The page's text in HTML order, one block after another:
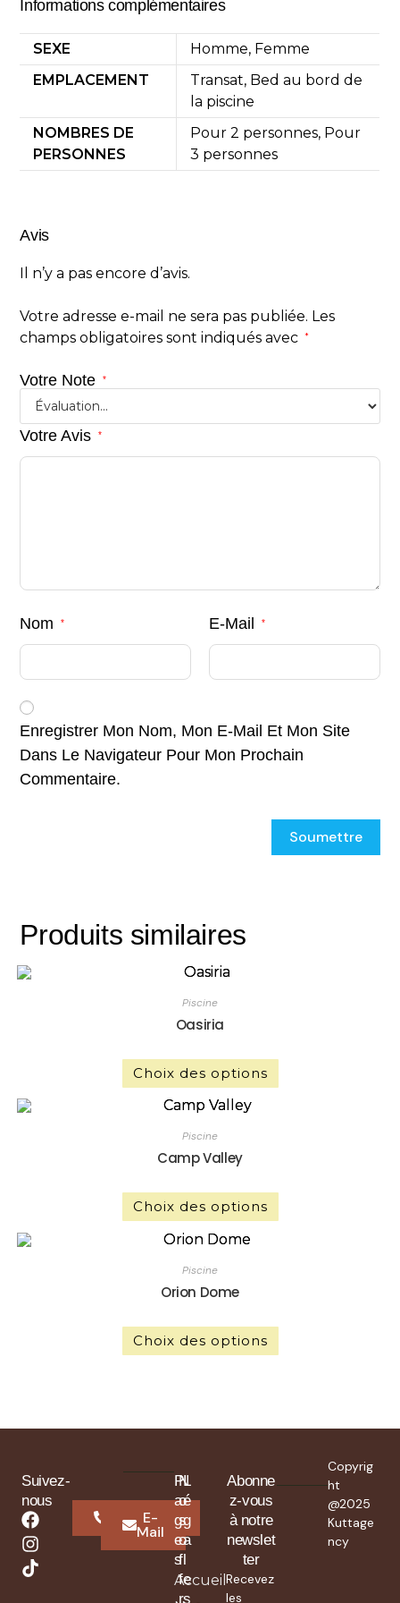
Informations complémentaires
SEXE
Homme, Femme
EMPLACEMENT
Transat, Bed au bord de
la piscine
NOMBRES DE
PERSONNES
Pour 2 personnes, Pour
3 personnes
Avis
Il n’y a pas encore d’avis.
Votre adresse e-mail ne sera pas publiée. Les
champs obligatoires sont indiqués avec *
Votre Note *
Votre Avis *
Nom * E-Mail *
Enregistrer Mon Nom, Mon E-Mail Et Mon Site
Dans Le Navigateur Pour Mon Prochain
Commentaire.
Produits similaires
Piscine
Oasiria
Choix des options
Piscine
Camp Valley
Choix des options
Piscine
Orion Dome
Choix des options
Suivez-
nous
Whatsapp
E-
Mail
P
a
g
e
s
Accueil
N
o
s
o
f
f
r
L
é
g
a
l
e
s
Abonne
z-vous
à notre
newslet
ter
Recevez
les
Copyrig
ht
@2025
Kuttage
ncy